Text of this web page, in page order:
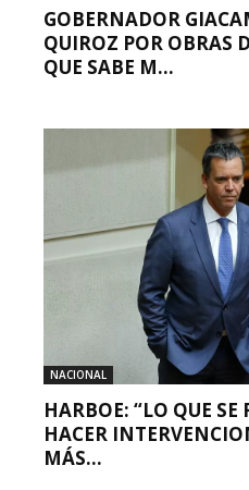
GOBERNADOR
QUIROZ POR OBRAS
QUE SABE M...
NACIONAL
HARBOE: “LO QUE SE
HACER
MÁS...